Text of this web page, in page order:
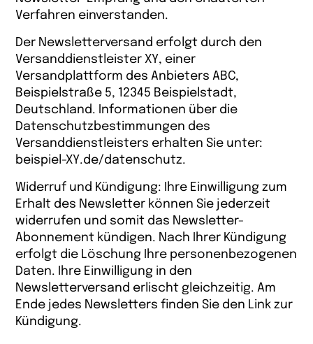
Verfahren einverstanden.
Der Newsletterversand erfolgt durch den
Versanddienstleister XY, einer
Versandplattform des Anbieters ABC,
Beispielstraße 5, 12345 Beispielstadt,
Deutschland. Informationen über die
Datenschutzbestimmungen des
Versanddienstleisters erhalten Sie unter:
beispiel-XY.de/datenschutz.
Widerruf und Kündigung: Ihre Einwilligung zum
Erhalt des Newsletter können Sie jederzeit
widerrufen und somit das Newsletter-
Abonnement kündigen. Nach Ihrer Kündigung
erfolgt die Löschung Ihre personenbezogenen
Daten. Ihre Einwilligung in den
Newsletterversand erlischt gleichzeitig. Am
Ende jedes Newsletters finden Sie den Link zur
Kündigung.